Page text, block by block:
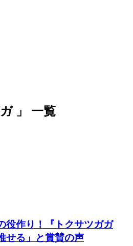
」 一覧
役作り！『トクサツガガ
せる」と賞賛の声